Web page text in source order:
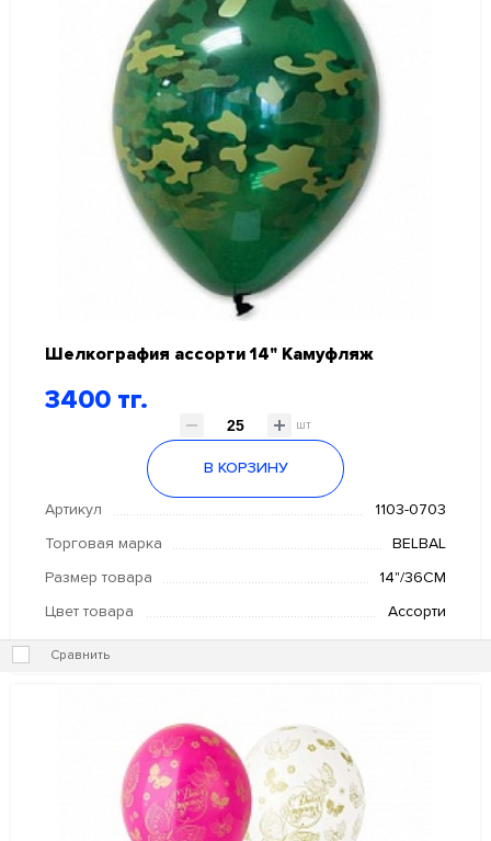
Шелкография ассорти 14" Камуфляж
3400 тг.
шт
В КОРЗИНУ
Артикул 1103-0703
Торговая марка BELBAL
Размер товара 14"/36СМ
Цвет товара Ассорти
Сравнить